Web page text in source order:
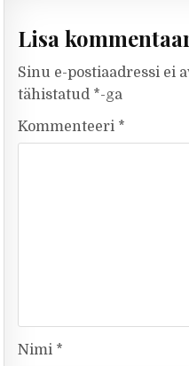
Lisa
Sinu e-postiaadressi ei
tähistatud *-ga
Kommenteeri *
Nimi *